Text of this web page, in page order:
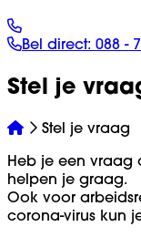
Bel direct: 088 -
Stel je
Stel je vraag
Heb je een vraag
helpen je graag.
Ook voor
corona-virus kun